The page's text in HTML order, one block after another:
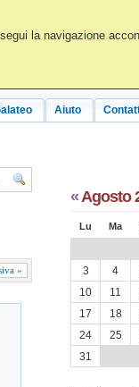
la navigazione
Aiuto
»
«Agosto
Lu Ma
3
4
10
11
17
18
24
25
31